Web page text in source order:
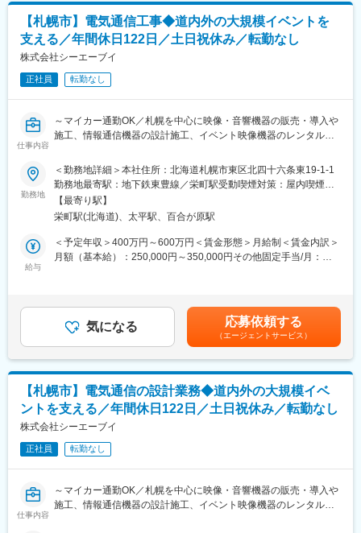
未経験から映像音響設備の専門家として成長できる環境です。入
社後は先輩社員のOJTにより 実務を通じて知識やスキルを習得で
きます。
■当社の魅力：
◎当社では資格取得支援制度をご用意しています。業務に関連す
る資格を取得することで、専門性を高めることができます。
◎年に一度の評価面談を設けており、成果やプロセスなどを総合
的に評価します。
◎オンライン会議などの普及に伴い、学校や官公庁・企業様でも
した財務基盤があります。
◎技術者として多くの現場に携わることで、常に新しい発見と成
長の機会を提供し、社員一人ひとりがプロフェッショナルとして
活躍できる環境を整えています。
■当社について：
当社は映像・音響・IT技術を駆使し、コミュニケーションをデザ
当社が加盟する日本映像機材レンタル協会（JVRA）各社との連携
により、道内外の大規模なイベントにも対応しています。独自の
強みを生かし、地元企業では難しい高度なプロジェクトにも柔軟
に対応可能です。
変更の範囲：会社の定める業務
【札幌市】電気通信工事◆道内外の大規模イベントを
支える／年間休日122日／土日祝休み／転勤なし
株式会社シーエーブイ
正社員 転勤なし
仕事内容
～マイカー通勤OK／札幌を中心に映像・音響機器の販売・導入や
施工、情報通信機器の設計施工、イベント映像機器のレンタル事
■仕事内容：
主に大学などの教育機関や官公庁に、プロジェクターなど様々な
メーカーの製品を組み合わせた独自のAVシステムの販売導入・施
工・アフターフォロー事業を展開する当社にて、施工管理業務を
お任せします。
■当社の魅力：
◎当社では資格取得支援制度をご用意しています。業務に関連す
的に評価します。
◎オンライン会議などの普及に伴い、学校や官公庁・企業様でも
プロジェクターなどを導入する企業が急増する社会背景で、安定
した財務基盤があります。
◎技術者として多くの現場に携わることで、常に新しい発見と成
長の機会を提供し、社員一人ひとりがプロフェッショナルとして
活躍できる環境を整えています。
■当社について：
当社は映像・音響・IT技術を駆使し、コミュニケーションをデザ
勤務地
＜勤務地詳細＞本社住所：北海道札幌市東区北四十六条東19-1-1
勤務地最寄駅：地下鉄東豊線／栄町駅受動喫煙対策：屋内喫煙可
能場所あり変更の範囲：会社の定める事業所
【最寄り駅】
栄町駅(北海道)、太平駅、百合が原駅
給与
＜予定年収＞400万円～600万円＜賃金形態＞月給制＜賃金内訳＞
月額（基本給）：250,000円～350,000円その他固定手当/月：
性があります。月給(月額)は固定手当を含めた表記です。
気になる 応募依頼する
（エージェントサービス）
【札幌市】電気通信の設計業務◆道内外の大規模イベ
ントを支える／年間休日122日／土日祝休み／転勤なし
株式会社シーエーブイ
正社員 転勤なし
仕事内容
～マイカー通勤OK／札幌を中心に映像・音響機器の販売・導入や
施工、情報通信機器の設計施工、イベント映像機器のレンタル事